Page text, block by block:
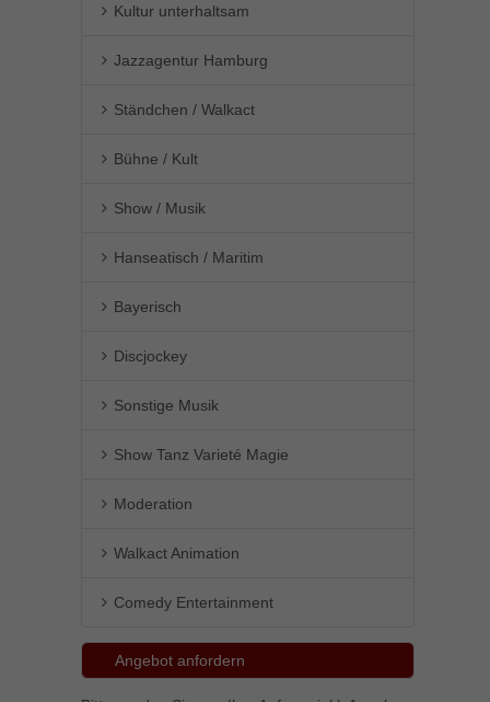
Kultur unterhaltsam
Jazzagentur Hamburg
Ständchen / Walkact
Bühne / Kult
Show / Musik
Hanseatisch / Maritim
Bayerisch
Discjockey
Sonstige Musik
Show Tanz Varieté Magie
Moderation
Walkact Animation
Comedy Entertainment
Angebot anfordern